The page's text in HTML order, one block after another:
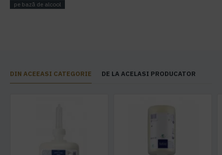
pe bază de alcool
DIN ACEEASI CATEGORIE DE LA ACELASI PRODUCATOR